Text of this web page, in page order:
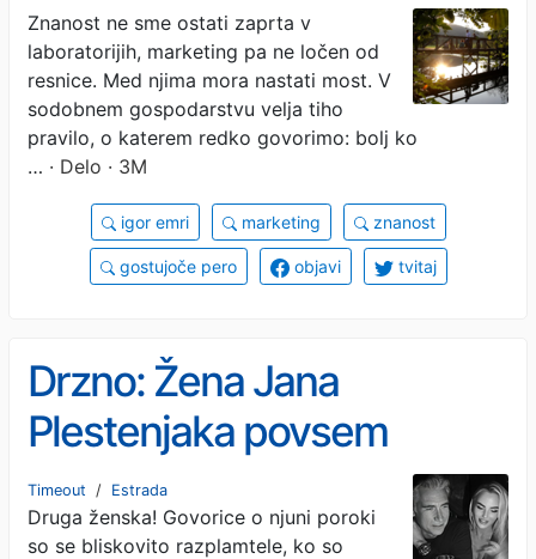
Znanost ne sme ostati zaprta v
laboratorijih, marketing pa ne ločen od
resnice. Med njima mora nastati most. V
sodobnem gospodarstvu velja tiho
pravilo, o katerem redko govorimo: bolj ko
… · Delo · 3M
igor emri marketing znanost
gostujoče pero objavi tvitaj
Drzno: Žena Jana
Plestenjaka povsem
spremenjena, bi jo
prepoznali?
Timeout / Estrada
Druga ženska! Govorice o njuni poroki
so se bliskovito razplamtele, ko so